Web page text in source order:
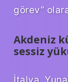
görev”
Akdeniz
sessiz
İtalya,